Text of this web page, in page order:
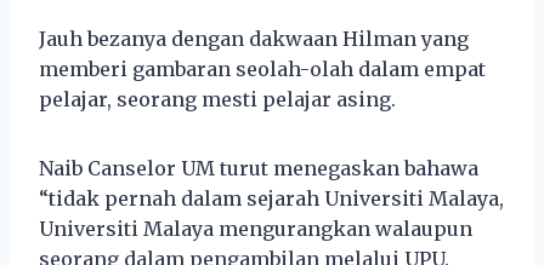
Jauh bezanya dengan dakwaan Hilman yang
memberi gambaran seolah-olah dalam empat
pelajar, seorang mesti pelajar asing.
Naib Canselor UM turut menegaskan bahawa
“tidak pernah dalam sejarah Universiti Malaya,
Universiti Malaya mengurangkan walaupun
seorang dalam pengambilan melalui UPU.